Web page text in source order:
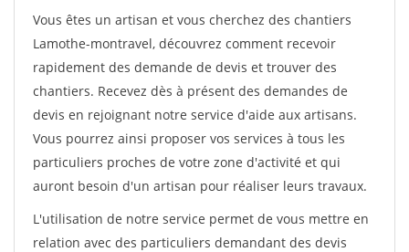
Vous êtes un artisan et vous cherchez des chantiers
Lamothe-montravel, découvrez comment recevoir
rapidement des demande de devis et trouver des
chantiers. Recevez dès à présent des demandes de
devis en rejoignant notre service d'aide aux artisans.
Vous pourrez ainsi proposer vos services à tous les
particuliers proches de votre zone d'activité et qui
auront besoin d'un artisan pour réaliser leurs travaux.
L'utilisation de notre service permet de vous mettre en
relation avec des particuliers demandant des devis